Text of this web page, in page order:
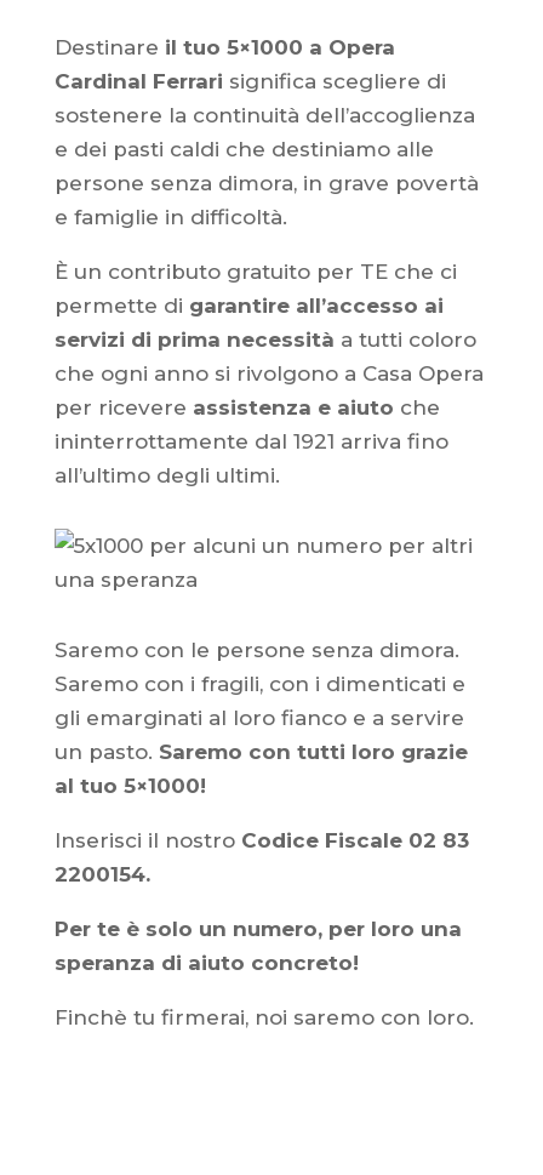
Destinare il tuo 5×1000 a Opera
Cardinal Ferrari significa scegliere di
sostenere la continuità dell’accoglienza
e dei pasti caldi che destiniamo alle
persone senza dimora, in grave povertà
e famiglie in difficoltà.
È un contributo gratuito per TE che ci
permette di garantire all’accesso ai
servizi di prima necessità a tutti coloro
che ogni anno si rivolgono a Casa Opera
per ricevere assistenza e aiuto che
ininterrottamente dal 1921 arriva fino
all’ultimo degli ultimi.
Saremo con le persone senza dimora.
Saremo con i fragili, con i dimenticati e
gli emarginati al loro fianco e a servire
un pasto. Saremo con tutti loro grazie
al tuo 5×1000!
Inserisci il nostro Codice Fiscale 02 83
2200154.
Per te è solo un numero, per loro una
speranza di aiuto concreto!
Finchè tu firmerai, noi saremo con loro.